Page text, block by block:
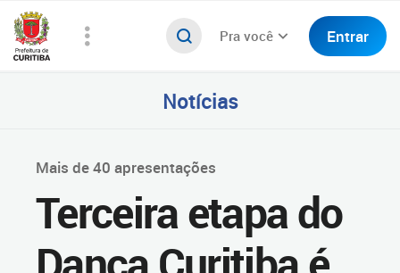
Pra você Entrar
Notícias
Mais de 40 apresentações
Terceira etapa do